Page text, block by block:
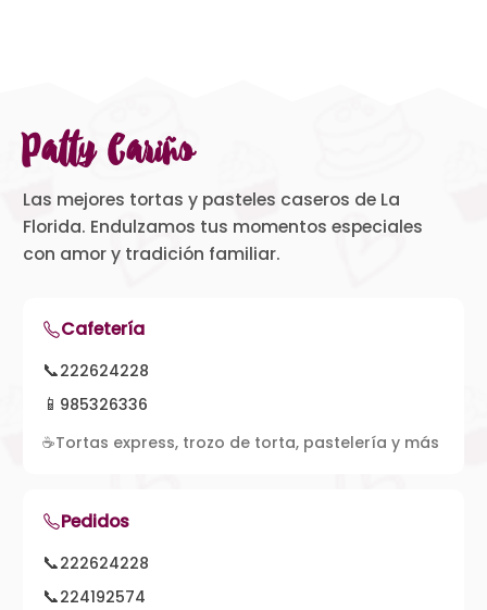
Patty Cariño
Las mejores tortas y pasteles caseros de La
Florida. Endulzamos tus momentos especiales
con amor y tradición familiar.
Cafetería
📞222624228
📱 985326336
☕Tortas express, trozo de torta, pastelería y más
Pedidos
📞222624228
📞224192574